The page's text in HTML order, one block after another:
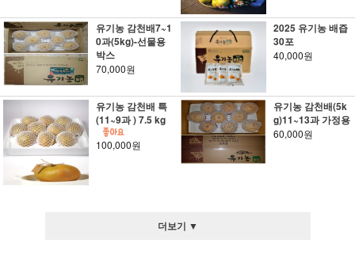
유기농 감천배7~1
0과(5kg)-선물용
박스
70,000원
2025 유기농 배즙
30포
40,000원
유기농 감천배 특
(11~9과 ) 7.5 kg
100,000원
유기농 감천배(5k
g)11~13과 가정용
60,000원
더보기 ▼